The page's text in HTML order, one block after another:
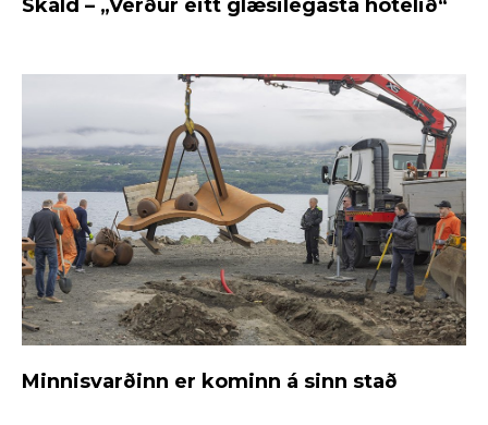
Skáld – „Verður eitt glæsilegasta hótelið“
Minnisvarðinn er kominn á sinn stað